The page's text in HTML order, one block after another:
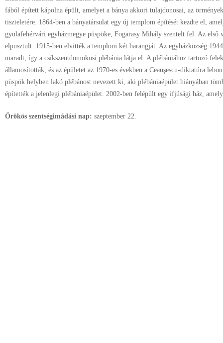
fából épített kápolna épült, amelyet a bánya akkori tulajdonosai, az
tiszteletére. 1864-ben a bányatársulat egy új templom építését kezdte el,
gyulafehérvári egyházmegye püspöke, Fogarasy Mihály szentelt fel. Az első
elpusztult. 1915-ben elvitték a templom két harangját. Az egyházközség
maradt, így a csíkszentdomokosi plébánia látja el. A plébániához tartozó
államosították, és az épületet az 1970-es években a Ceauşescu-diktatúra
püspök helyben lakó plébánost nevezett ki, aki plébániaépület hiányában
építették a jelenlegi plébániaépület. 2002-ben felépült egy ifjúsági ház,
Örökös szentségimádási nap: szeptember 22.